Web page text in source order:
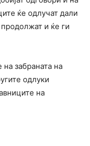
ќе одлучат дали
и ќе ги
забраната на
одлуки
на